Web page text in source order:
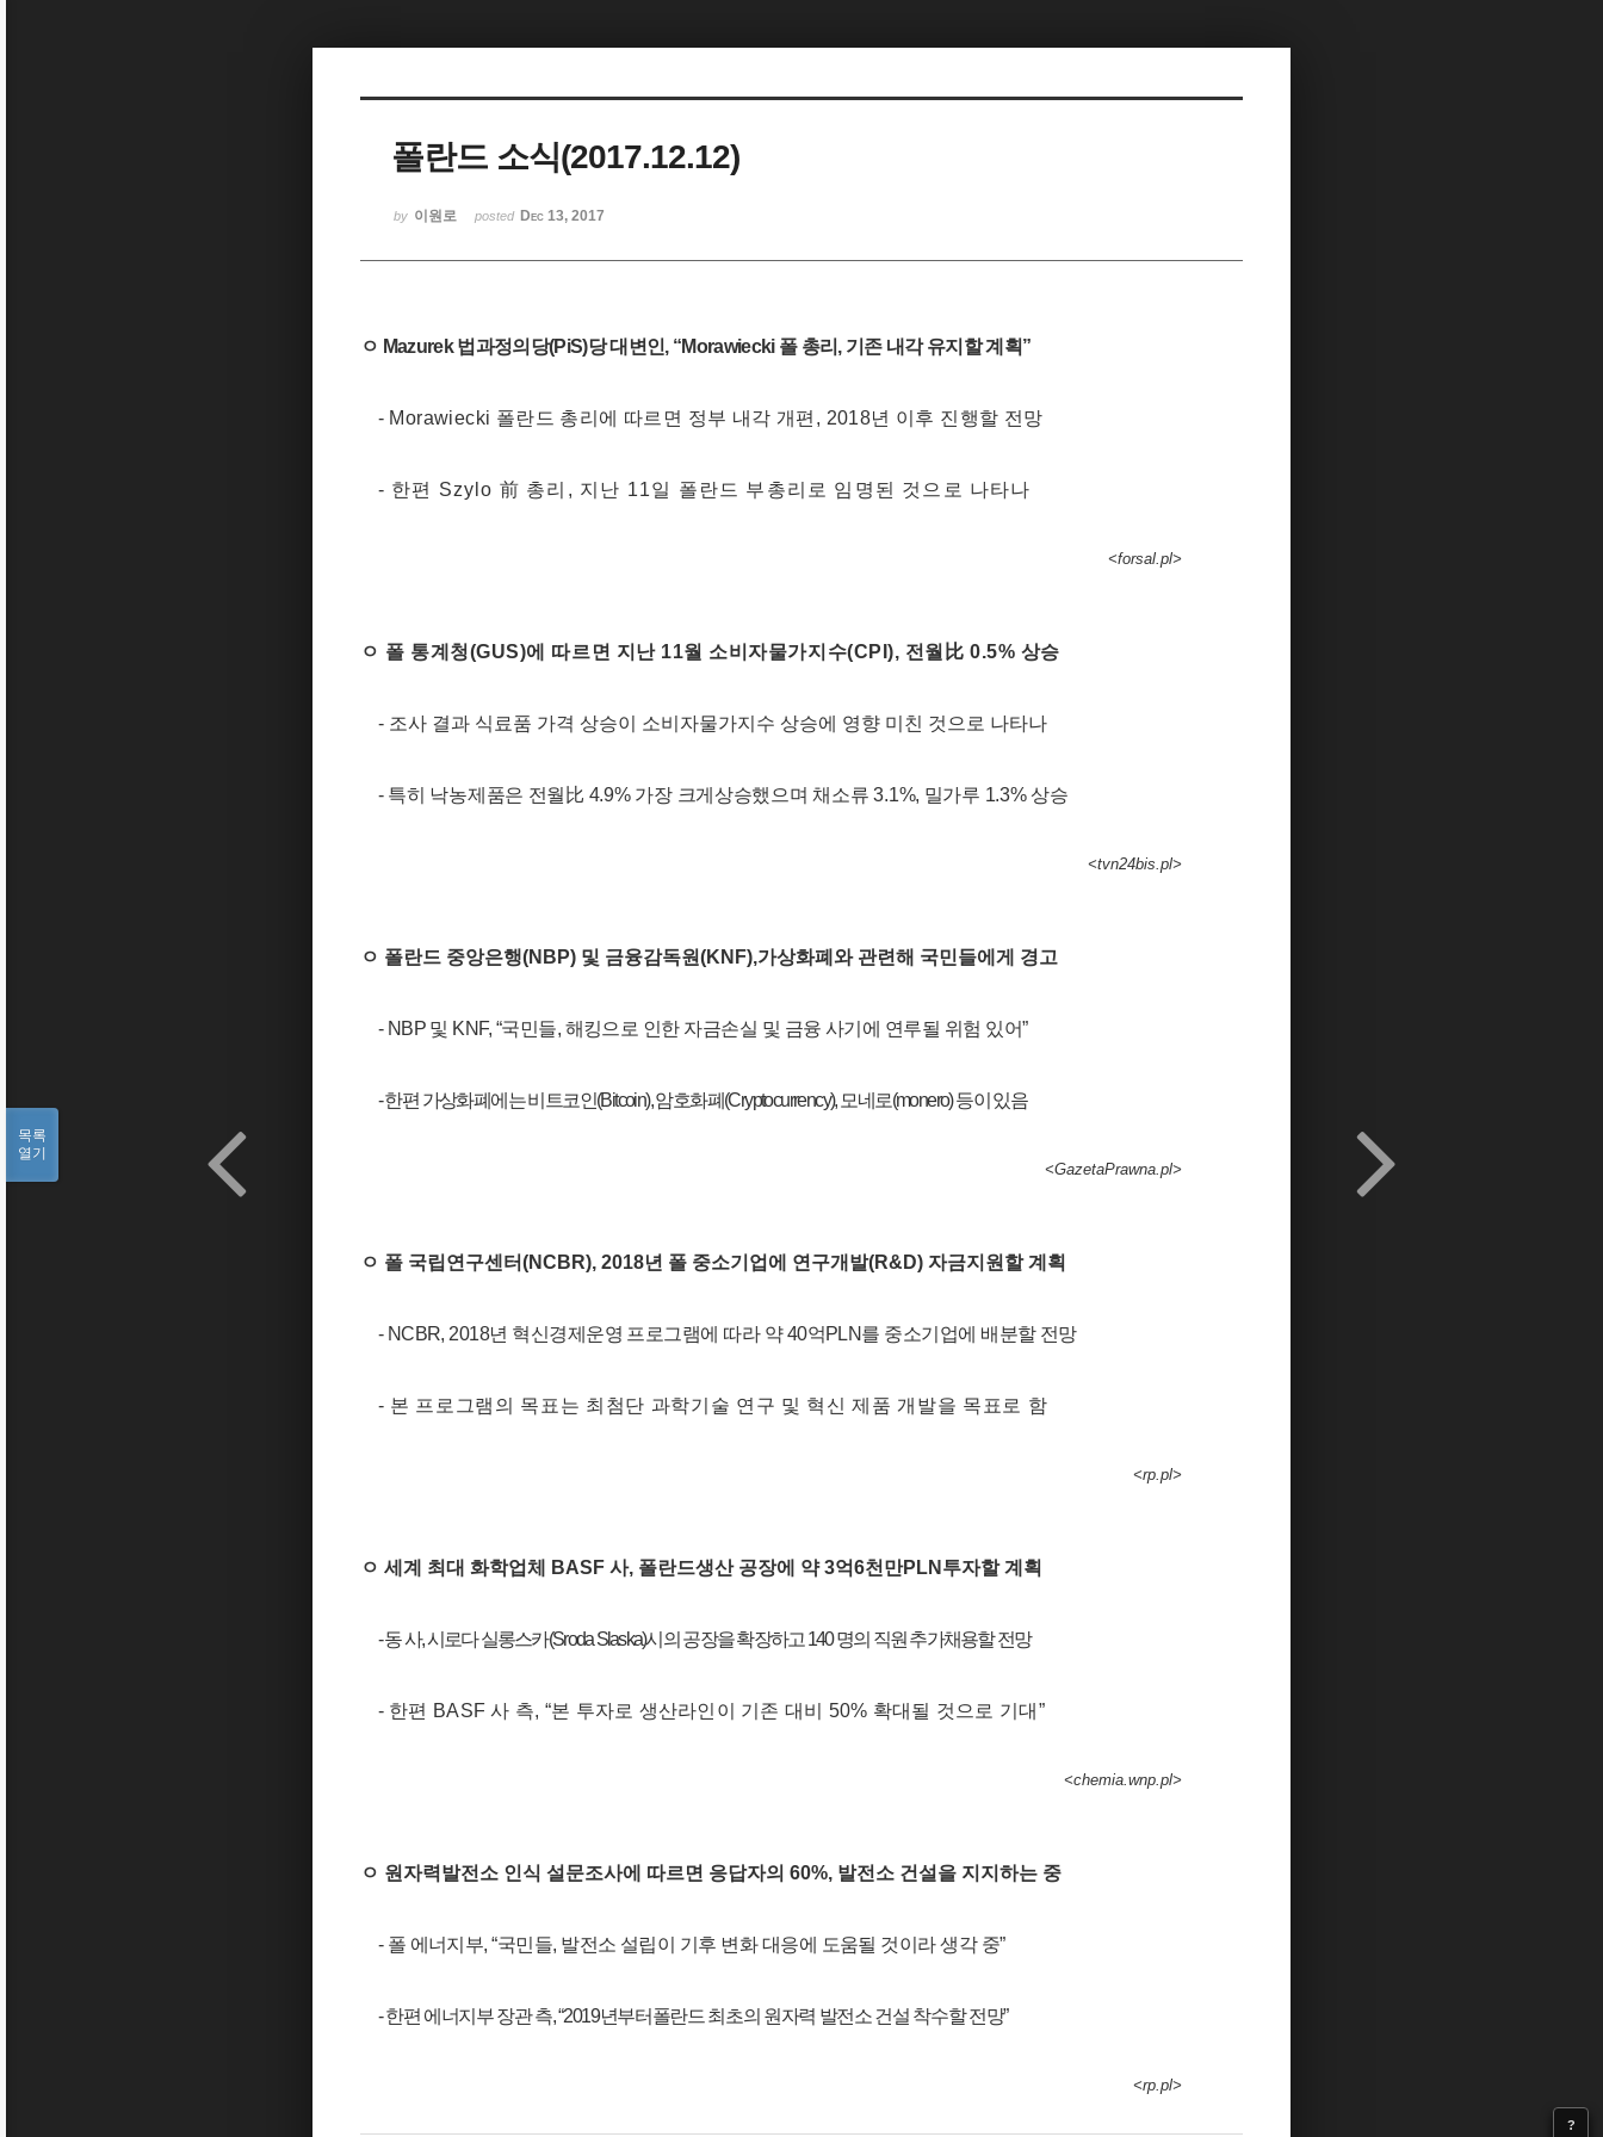
폴란드 소식(2017.12.12)
by 이원로 posted Dec 13, 2017
?
ㅇ Mazurek법과정의당(PiS)당 대변인, “Morawiecki 폴 총리 , 기존 내각 유지할 계획”
- Morawiecki 폴란드 총리에 따르면 정부 내각 개편 , 2018년 이후 진행할 전망
- 한편 Szylo 前 총리 , 지난 11일 폴란드 부총리로 임명된 것으로 나타나
<forsal.pl>
ㅇ 폴 통계청(GUS)에 따르면 지난 11월 소비자물가지수(CPI), 전월比 0.5% 상승
- 조사 결과 식료품 가격 상승이 소비자물가지수 상승에 영향 미친 것으로 나타나
- 특히 낙농제품은 전월比 4.9% 가장 크게상승했으며 채소류3.1%, 밀가루 1.3% 상승
<tvn24bis.pl>
ㅇ 폴란드 중앙은행(NBP) 및 금융감독원(KNF),가상화폐와 관련해 국민들에게 경고
- NBP 및 KNF, “국민들, 해킹으로 인한 자금손실 및 금융 사기에 연루될 위험 있어”
-한편 가상화폐에는 비트코인(Bitcoin),암호화폐 (Cryptocurrency), 모네로(monero)등이 있음
<GazetaPrawna.pl>
ㅇ 폴 국립연구센터(NCBR), 2018년 폴 중소기업에 연구개발(R&D) 자금지원할 계획
- NCBR, 2018년 혁신경제운영 프로그램에 따라 약40억PLN를 중소기업에 배분할 전망
- 본 프로그램의 목표는 최첨단 과학기술 연구 및 혁신 제품 개발을 목표로 함
<rp.pl>
ㅇ 세계 최대 화학업체 BASF 사, 폴란드생산 공장에 약3억6천만PLN 투자할 계획
-동 사,시로다 실롱스카(Sroda Slaska)시의 공장을 확장하고 140명의 직원 추가채용할 전망
- 한편 BASF사 측, “본 투자로 생산라인이 기존 대비 50% 확대될 것으로 기대 ”
<chemia.wnp.pl>
ㅇ 원자력발전소 인식 설문조사에 따르면 응답자의 60%, 발전소 건설을 지지하는 중
- 폴 에너지부, “국민들, 발전소 설립이 기후 변화 대응에 도움될 것이라 생각 중”
-한편 에너지부 장관 측, “2019년부터폴란드 최초의 원자력 발전소 건설 착수할 전망”
<rp.pl>
목록
열기
Sketchbook5, 스케치북5
Sketchbook5, 스케치북5